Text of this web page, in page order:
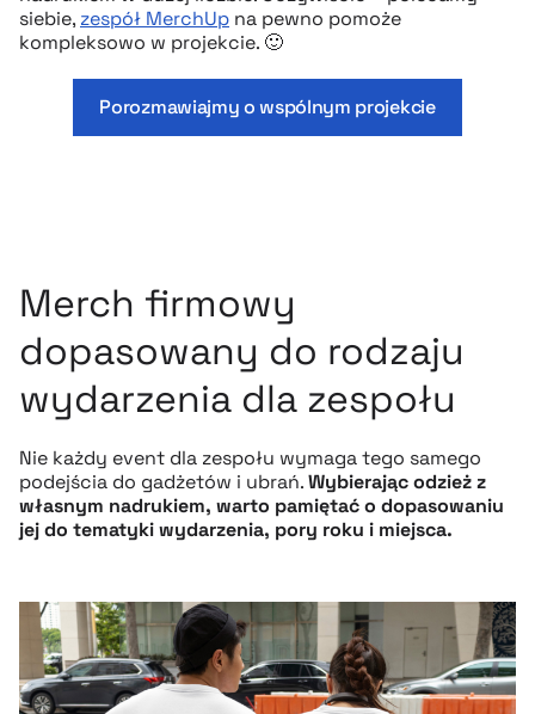
siebie, zespół MerchUp na pewno pomoże
kompleksowo w projekcie. 🙂
Porozmawiajmy o wspólnym projekcie
Merch firmowy
dopasowany do rodzaju
wydarzenia dla zespołu
Nie każdy event dla zespołu wymaga tego samego
podejścia do gadżetów i ubrań.Wybierając odzież z
własnym nadrukiem, warto pamiętać o dopasowaniu
jej do tematyki wydarzenia, pory roku i miejsca.